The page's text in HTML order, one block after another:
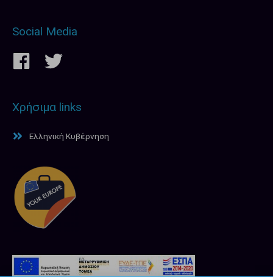
Social Media
Χρήσιμα links
Ελληνική Κυβέρνηση